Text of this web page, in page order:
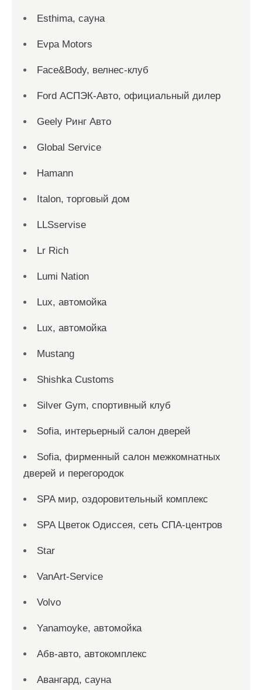
Esthima, сауна
Evpa Motors
Face&Body, велнес-клуб
Ford АСПЭК-Авто, официальный дилер
Geely Ринг Авто
Global Service
Hamann
Italon, торговый дом
LLSservise
Lr Rich
Lumi Nation
Lux, автомойка
Lux, автомойка
Mustang
Shishka Customs
Silver Gym, спортивный клуб
Sofia, интерьерный салон дверей
Sofia, фирменный салон межкомнатных
дверей и перегородок
SPA мир, оздоровительный комплекс
SPA Цветок Одиссея, сеть СПА-центров
Star
VanArt-Service
Volvo
Yanamoyke, автомойка
Абв-авто, автокомплекс
Авангард, сауна